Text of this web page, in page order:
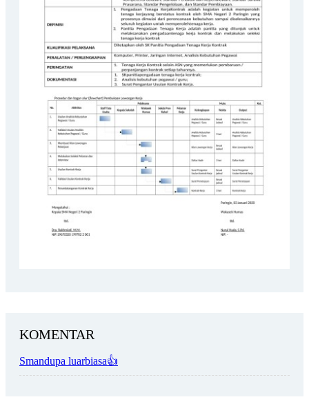
KOMENTAR
Smandupa luarbiasa👍